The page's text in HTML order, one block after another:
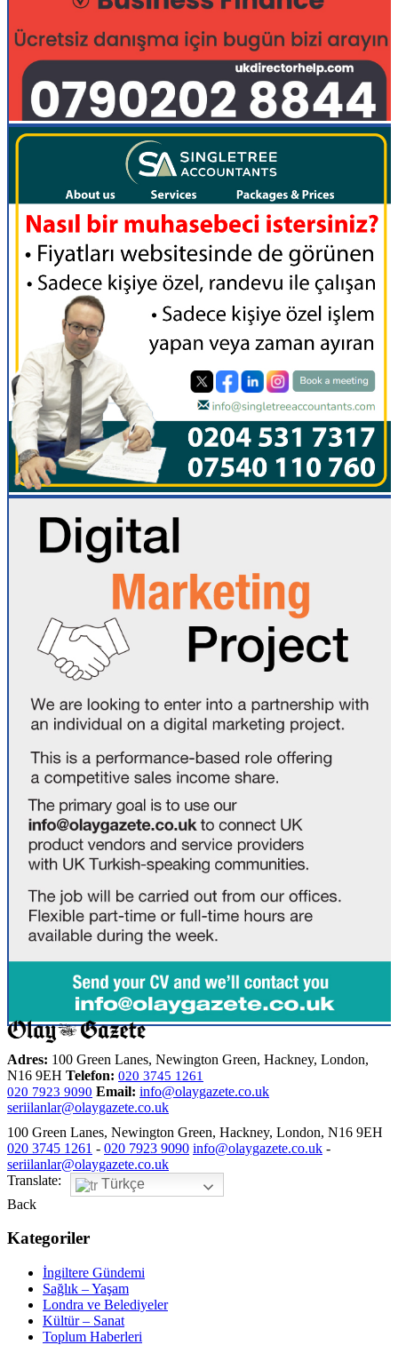
Adres: 100 Green Lanes, Newington Green, Hackney, London,
N16 9EH Telefon: 020 3745 1261
020 7923 9090 Email: info@olaygazete.co.uk
seriilanlar@olaygazete.co.uk
100 Green Lanes, Newington Green, Hackney, London, N16 9EH
020 3745 1261 - 020 7923 9090 info@olaygazete.co.uk -
seriilanlar@olaygazete.co.uk
Translate:
Türkçe
Back
Kategoriler
İngiltere Gündemi
Sağlık – Yaşam
Londra ve Belediyeler
Kültür – Sanat
Toplum Haberleri